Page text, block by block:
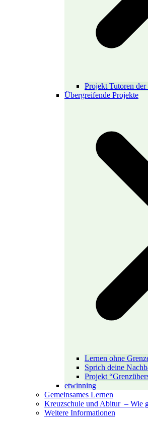
Projekt Tutoren
Übergreifende Projekte
Lernen ohne
Sprich deine
Projekt
etwinning
Gemeinsames Lernen
Kreuzschule und Abitur – Wie
Weitere Informationen